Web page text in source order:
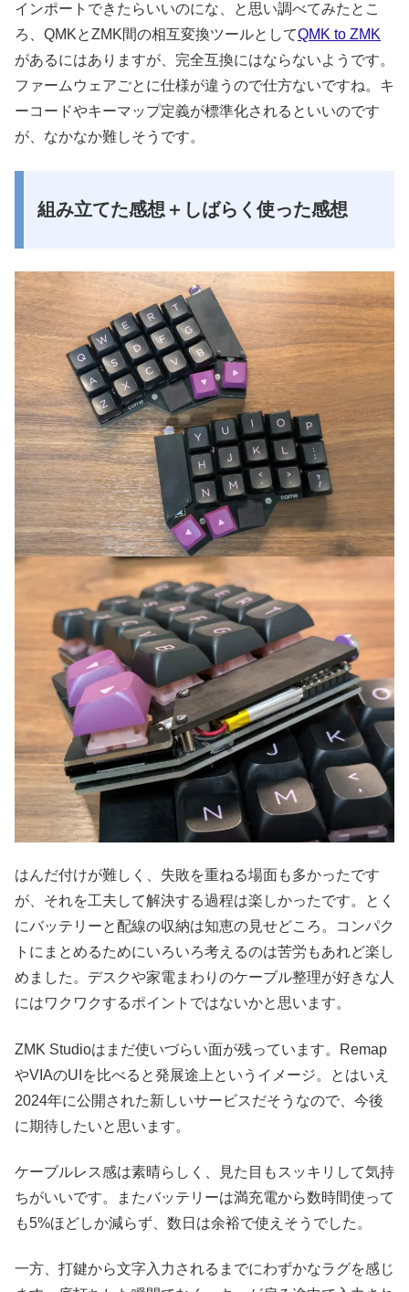
インポートできたらいいのにな、と思い調べてみたとこ
ろ、QMKとZMK間の相互変換ツールとしてQMK to ZMK
があるにはありますが、完全互換にはならないようです。
ファームウェアごとに仕様が違うので仕方ないですね。キ
ーコードやキーマップ定義が標準化されるといいのです
が、なかなか難しそうです。
組み立てた感想＋しばらく使った感想
はんだ付けが難しく、失敗を重ねる場面も多かったです
が、それを工夫して解決する過程は楽しかったです。とく
にバッテリーと配線の収納は知恵の見せどころ。コンパク
トにまとめるためにいろいろ考えるのは苦労もあれど楽し
めました。デスクや家電まわりのケーブル整理が好きな人
にはワクワクするポイントではないかと思います。
ZMK Studioはまだ使いづらい面が残っています。Remap
やVIAのUIを比べると発展途上というイメージ。とはいえ
2024年に公開された新しいサービスだそうなので、今後
に期待したいと思います。
ケーブルレス感は素晴らしく、見た目もスッキリして気持
ちがいいです。またバッテリーは満充電から数時間使って
も5%ほどしか減らず、数日は余裕で使えそうでした。
一方、打鍵から文字入力されるまでにわずかなラグを感じ